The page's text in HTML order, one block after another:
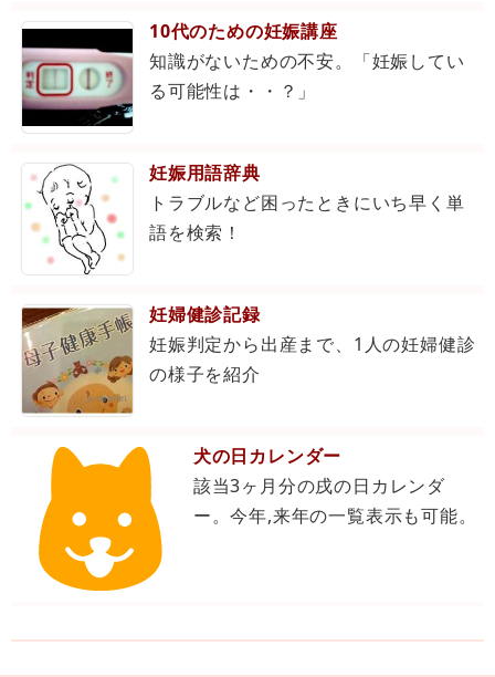
妊娠何週？
今日が「妊娠何ヶ月で何週と何日か？」、あるいは出
産予定日までの日数を簡単に調べられるチェッカーで
す。
陣痛間隔チェッカー
陣痛の間隔をインターネット上で測れる便利なチェッ
カーです。間隔の時間や持続時間をチェックできま
赤ちゃんは何才？
出産日を入力すると、赤ちゃんが今何歳（○ヶ月と○
日）かが簡単に調べられるチェッカーです。
10代のための妊娠講座
知識がないための不安。「妊娠してい
る可能性は・・？」
妊娠用語辞典
トラブルなど困ったときにいち早く単
語を検索！
妊婦健診記録
妊娠判定から出産まで、1人の妊婦健診
の様子を紹介
犬の日カレンダー
該当3ヶ月分の戌の日カレンダ
ー。今年,来年の一覧表示も可能。